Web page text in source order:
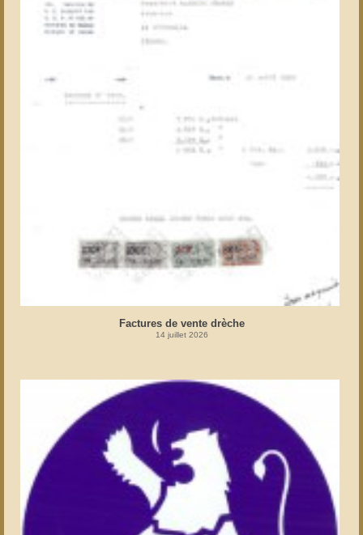
Factures de vente drèche
14 juillet 2026